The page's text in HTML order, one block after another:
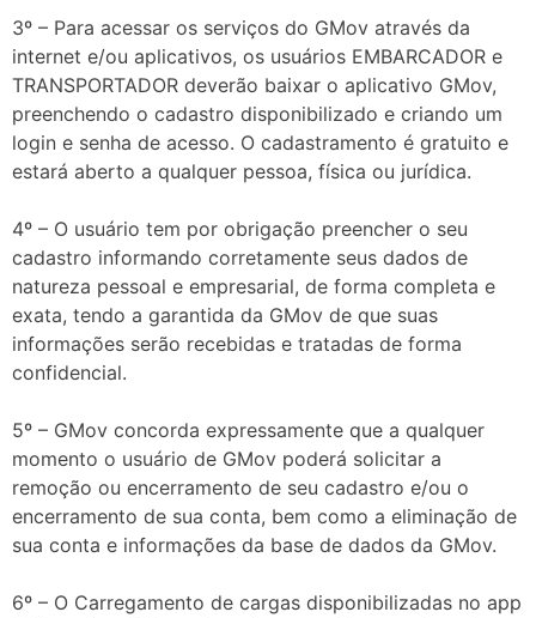
3º – Para acessar os serviços do GMov através da
internet e/ou aplicativos, os usuários EMBARCADOR e
TRANSPORTADOR deverão baixar o aplicativo GMov,
preenchendo o cadastro disponibilizado e criando um
login e senha de acesso. O cadastramento é gratuito e
estará aberto a qualquer pessoa, física ou jurídica.
4º – O usuário tem por obrigação preencher o seu
cadastro informando corretamente seus dados de
natureza pessoal e empresarial, de forma completa e
exata, tendo a garantida da GMov de que suas
informações serão recebidas e tratadas de forma
confidencial.
5º – GMov concorda expressamente que a qualquer
momento o usuário de GMov poderá solicitar a
remoção ou encerramento de seu cadastro e/ou o
encerramento de sua conta, bem como a eliminação de
sua conta e informações da base de dados da GMov.
6º – O Carregamento de cargas disponibilizadas no app